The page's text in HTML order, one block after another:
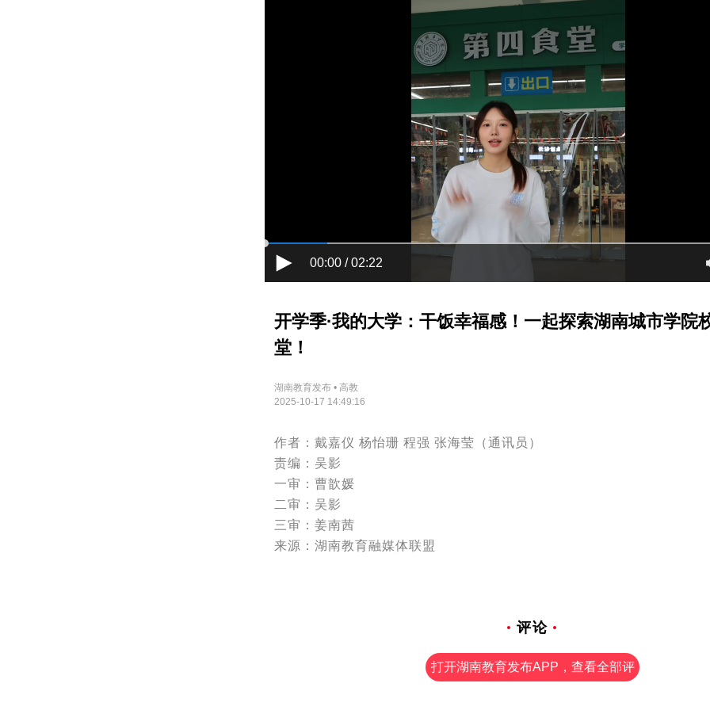
00:00 / 02:22
开学季·我的大学：干饭幸福感！一起探索湖南城市学院
堂！
湖南教育发布 • 高教
2025-10-17 14:49:16
作者：戴嘉仪 杨怡珊 程强 张海莹（通讯员）
责编：吴影
一审：曹歆媛
二审：吴影
三审：姜南茜
来源：湖南教育融媒体联盟
评论
打开湖南教育发布APP，查看全部评